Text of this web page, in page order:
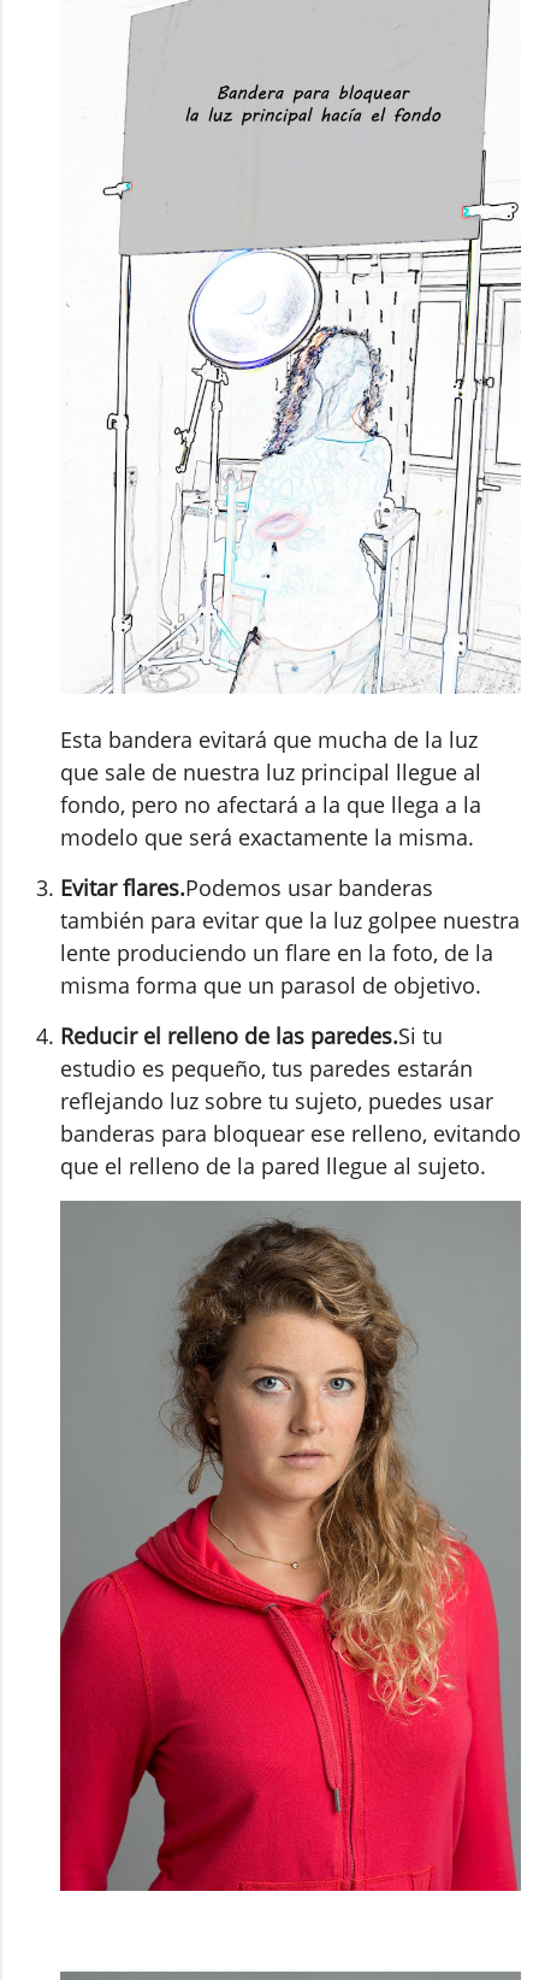
Esta bandera evitará que mucha de la luz
que sale de nuestra luz principal llegue al
fondo, pero no afectará a la que llega a la
modelo que será exactamente la misma.
Evitar flares.Podemos usar banderas
también para evitar que la luz golpee nuestra
lente produciendo un flare en la foto, de la
misma forma que un parasol de objetivo.
Reducir el relleno de las paredes.Si tu
estudio es pequeño, tus paredes estarán
reflejando luz sobre tu sujeto, puedes usar
banderas para bloquear ese relleno, evitando
que el relleno de la pared llegue al sujeto.